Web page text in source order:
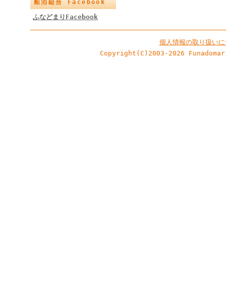
船泊組合 Facebook
ふなどまりFacebook
個人情報の取り扱い
Copyright(C)2003-2026